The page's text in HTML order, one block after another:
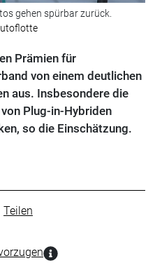
gehen spürbar zurück.
Prämien für
von einem deutlichen
aus. Insbesondere die
Plug-in-Hybriden
so die Einschätzung.
Teilen